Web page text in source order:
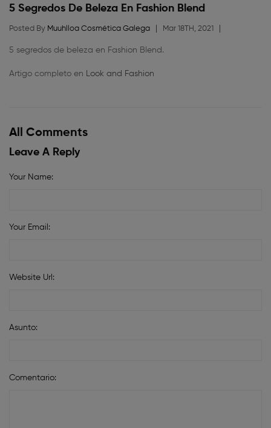
5 Segredos De Beleza En Fashion Blend
Posted By Muuhlloa Cosmética Galega Mar 18TH, 2021
5 segredos de beleza en Fashion Blend.
Artigo completo en Look and Fashion
All Comments
Leave A Reply
Your Name:
Your Email:
Website Url:
Asunto:
Comentario: